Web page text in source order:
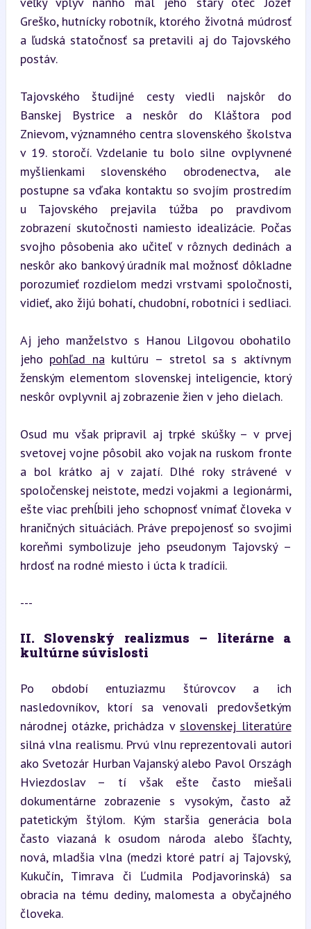
Greško, hutnícky robotník, ktorého životná múdrosť
a ľudská statočnosť sa pretavili aj do Tajovského
postáv.
Tajovského študijné cesty viedli najskôr do
Banskej Bystrice a neskôr do Kláštora pod
Znievom, významného centra slovenského školstva
v 19. storočí. Vzdelanie tu bolo silne ovplyvnené
myšlienkami slovenského obrodenectva, ale
postupne sa vďaka kontaktu so svojím prostredím
u Tajovského prejavila túžba po pravdivom
zobrazení skutočnosti namiesto idealizácie. Počas
svojho pôsobenia ako učiteľ v rôznych dedinách a
neskôr ako bankový úradník mal možnosť dôkladne
porozumieť rozdielom medzi vrstvami spoločnosti,
vidieť, ako žijú bohatí, chudobní, robotníci i sedliaci.
Aj jeho manželstvo s Hanou Lilgovou obohatilo
jeho pohľad na kultúru – stretol sa s aktívnym
ženským elementom slovenskej inteligencie, ktorý
neskôr ovplyvnil aj zobrazenie žien v jeho dielach.
Osud mu však pripravil aj trpké skúšky – v prvej
svetovej vojne pôsobil ako vojak na ruskom fronte
a bol krátko aj v zajatí. Dlhé roky strávené v
spoločenskej neistote, medzi vojakmi a legionármi,
ešte viac prehĺbili jeho schopnosť vnímať človeka v
hraničných situáciách. Práve prepojenosť so svojimi
koreňmi symbolizuje jeho pseudonym Tajovský –
hrdosť na rodné miesto i úcta k tradícii.
---
II. Slovenský realizmus – literárne a
kultúrne súvislosti
Po období entuziazmu štúrovcov a ich
nasledovníkov, ktorí sa venovali predovšetkým
národnej otázke, prichádza v slovenskej literatúre
silná vlna realismu. Prvú vlnu reprezentovali autori
ako Svetozár Hurban Vajanský alebo Pavol Országh
Hviezdoslav – tí však ešte často miešali
dokumentárne zobrazenie s vysokým, často až
patetickým štýlom. Kým staršia generácia bola
často viazaná k osudom národa alebo šľachty,
nová, mladšia vlna (medzi ktoré patrí aj Tajovský,
Kukučín, Timrava či Ľudmila Podjavorinská) sa
obracia na tému dediny, malomesta a obyčajného
človeka.